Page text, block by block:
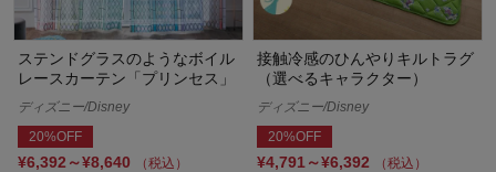
ステンドグラスのようなボイル
レースカーテン「プリンセス」
ディズニー/Disney
20%OFF
¥6,392～¥8,640
（税込）
接触冷感のひんやりキルトラグ
（選べるキャラクター）
ディズニー/Disney
20%OFF
¥4,791～¥6,392
（税込）